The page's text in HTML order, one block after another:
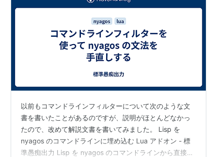
以前もコマンドラインフィルターについて次のような文
書を書いたことがあるのですが、説明がほとんどなかっ
たので、改めて解説文書を書いてみました。 Lisp を
nyagos のコマンドラインに埋め込む Lua アドオン - 標
準愚痴出力 Lisp を nyagos のコマンドラインから直接実